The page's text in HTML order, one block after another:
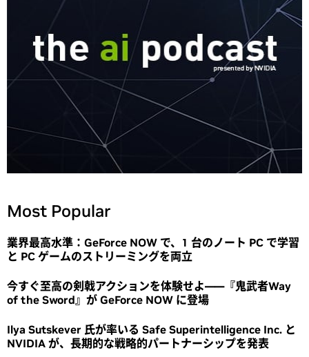
Most Popular
業界最高水準：GeForce NOW で、1 台のノート PC で学習
と PC ゲームのストリーミングを両立
今すぐ至高の剣戟アクションを体験せよ――『鬼武者Way
of the Sword』が GeForce NOW に登場
Ilya Sutskever 氏が率いる Safe Superintelligence Inc. と
NVIDIA が、長期的な戦略的パートナーシップを発表